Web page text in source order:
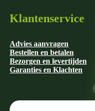
Klantenservice
Advies aanvragen
Bestellen en betalen
Bezorgen en levertijden
Garanties en Klachten